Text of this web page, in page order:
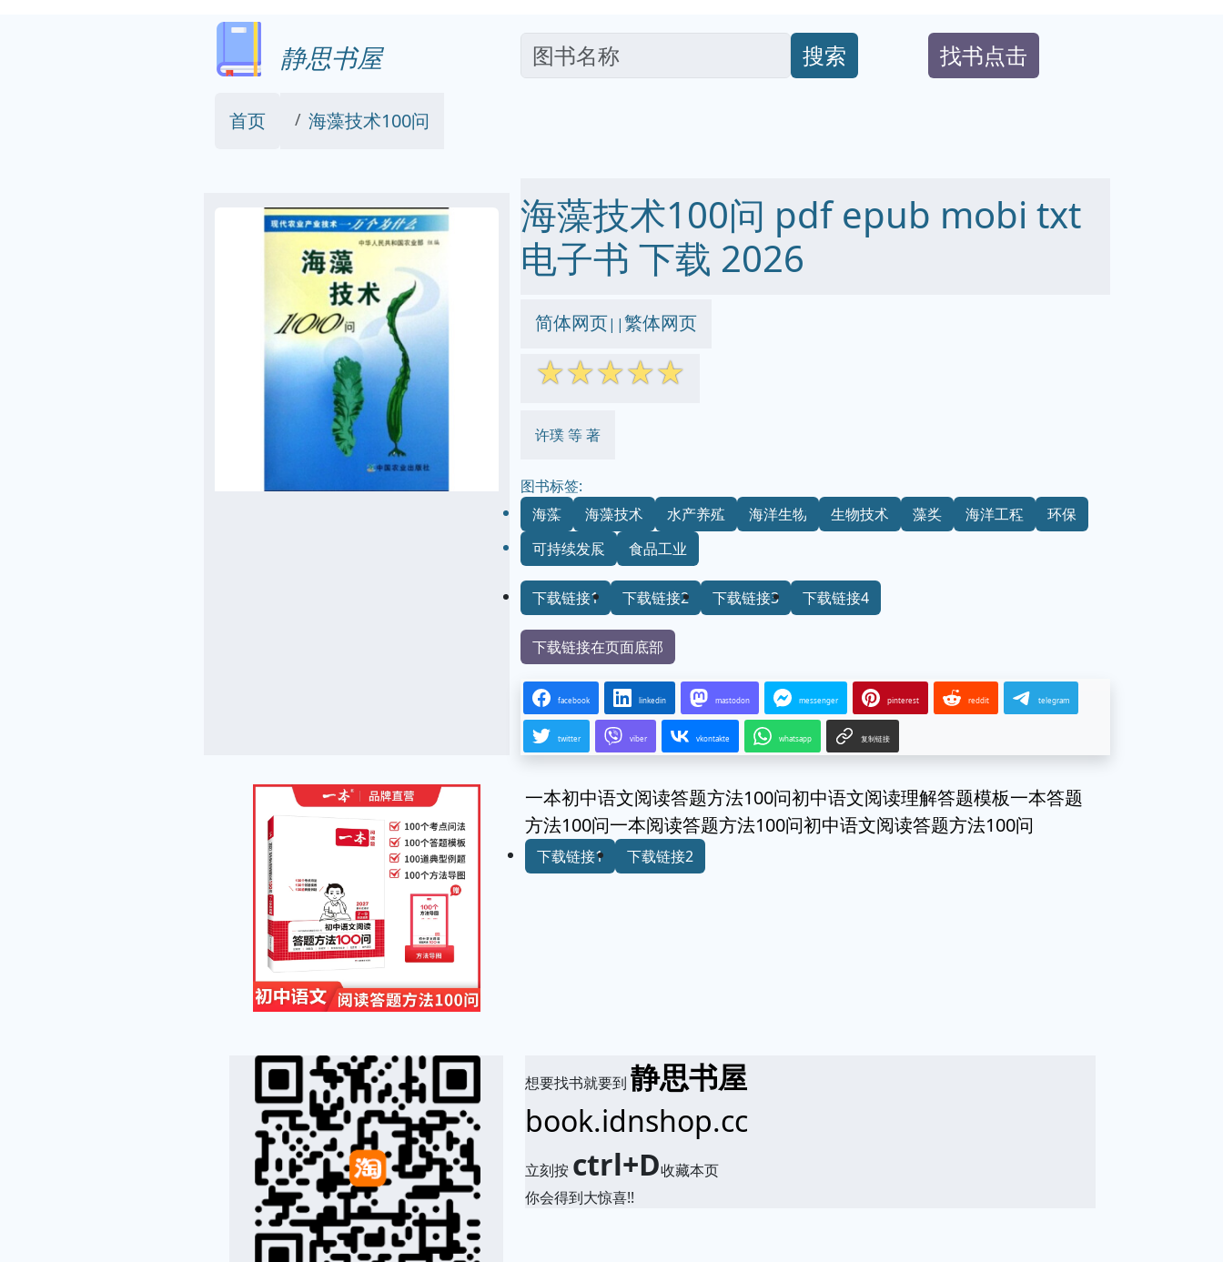
静思书屋 搜索 找书点击
首页 海藻技术100问
海藻技术100问 pdf epub mobi txt
电子书 下载 2026
简体网页||繁体网页
☆☆☆☆☆
许璞 等 著
图书标签:
海藻
海藻技术 水产养殖 海洋生物 生物技术 藻类 海洋工程
环保
可持续发展
食品工业
下载链接1 下载链接2 下载链接3 下载链接4
下载链接在页面底部
facebook linkedin mastodon messenger pinterest reddit telegram
twitter viber vkontakte whatsapp 复制链接
一本初中语文阅读答题方法100问初中语文阅读理解答题模板一本答题
方法100问一本阅读答题方法100问初中语文阅读答题方法100问
下载链接1 下载链接2
想要找书就要到静思书屋
book.idnshop.cc
立刻按 ctrl+D收藏本页
你会得到大惊喜!!